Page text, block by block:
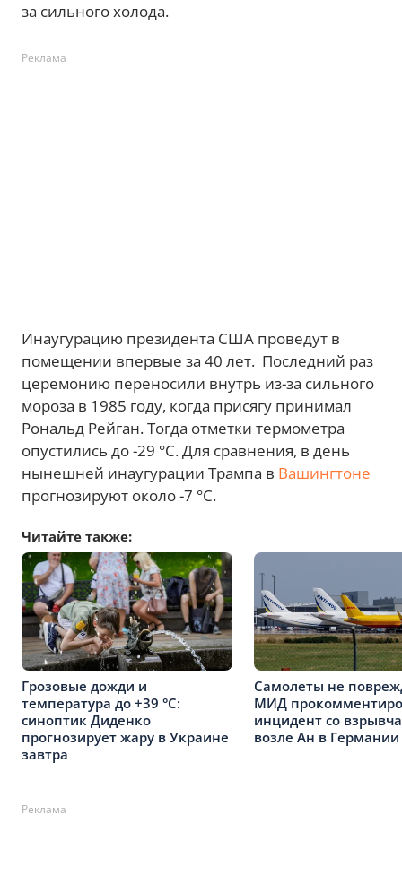
за сильного холода.
Реклама
Инаугурацию президента США проведут в
помещении впервые за 40 лет. Последний раз
церемонию переносили внутрь из-за сильного
мороза в 1985 году, когда присягу принимал
Рональд Рейган. Тогда отметки термометра
опустились до -29 °C. Для сравнения, в день
нынешней инаугурации Трампа в Вашингтоне
прогнозируют около -7 °C.
Читайте также:
Грозовые дожди и
температура до +39 °С:
синоптик Диденко
прогнозирует жару в Украине
завтра
Самолеты не
МИД
инцидент со
возле Ан в Германии
Реклама